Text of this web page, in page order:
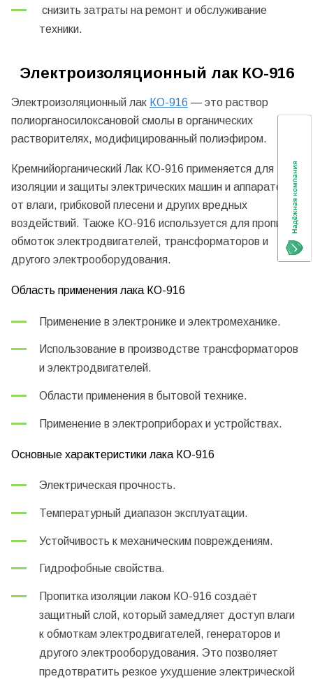
снизить затраты на ремонт и обслуживание
техники.
Электроизоляционный лак КО-916
Электроизоляционный лак КО-916 — это раствор
полиорганосилоксановой смолы в органических
растворителях, модифицированный полиэфиром.
Кремнийорганический Лак КО-916 применяется для
изоляции и защиты электрических машин и аппаратов
от влаги, грибковой плесени и других вредных
воздействий. Также КО-916 используется для пропитки
обмоток электродвигателей, трансформаторов и
другого электрооборудования.
Область применения лака КО-916
Применение в электронике и электромеханике.
Использование в производстве трансформаторов
и электродвигателей.
Области применения в бытовой технике.
Применение в электроприборах и устройствах.
Основные характеристики лака КО-916
Электрическая прочность.
Температурный диапазон эксплуатации.
Устойчивость к механическим повреждениям.
Гидрофобные свойства.
Пропитка изоляции лаком КО-916 создаёт
защитный слой, который замедляет доступ влаги
к обмоткам электродвигателей, генераторов и
другого электрооборудования. Это позволяет
предотвратить резкое ухудшение электрической